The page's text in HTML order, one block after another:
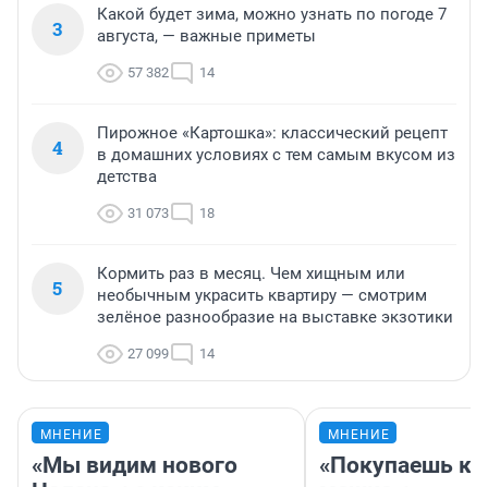
3
Какой будет зима, можно узнать по погоде 7
августа, — важные приметы
57 382 14
4
Пирожное «Картошка»: классический рецепт
в домашних условиях с тем самым вкусом из
детства
31 073 18
5
Кормить раз в месяц. Чем хищным или
необычным украсить квартиру — смотрим
зелёное разнообразие на выставке экзотики
27 099 14
МНЕНИЕ
«Мы видим нового
МНЕНИЕ
«Покупаешь